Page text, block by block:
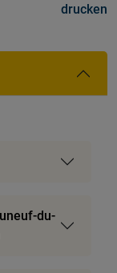
drucken
du-